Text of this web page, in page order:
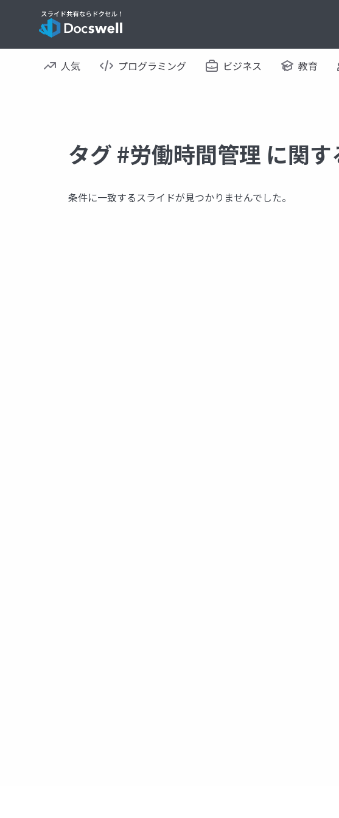
人気 プログラミング ビジネス 教育
タグ #労働時間管理 に関
条件に一致するスライドが見つかりませんでした。